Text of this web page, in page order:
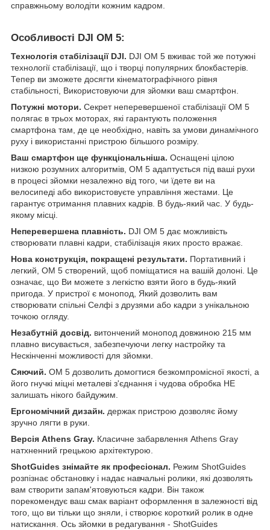
справжньому володіти кожним кадром.
Особливості DJI OM 5:
Технологія стабілізації DJI. DJI OM 5 вживає той же потужні
технології стабілізації, що і творці популярних блокбастерів.
Тепер ви зможете досягти кінематографічного рівня
стабільності, Використовуючи для зйомки ваш смартфон.
Потужні мотори. Секрет неперевершеної стабілізації OM 5
полягає в трьох моторах, які гарантують положення
смартфона там, де це необхідно, навіть за умови динамічного
руху і використанні пристрою більшого розміру.
Ваш смартфон ще функціональніша. Оснащені цілою
низкою розумних алгоритмів, OM 5 адаптується під ваші рухи
в процесі зйомки незалежно від того, чи їдете ви на
велосипеді або використовуєте управління жестами. Це
гарантує отримання плавних кадрів. В будь-який час. У будь-
якому місці.
Неперевершена плавність. DJI OM 5 дає можливість
створювати плавні кадри, стабілізація яких просто вражає.
Нова конструкція, покращені результати. Портативний і
легкий, OM 5 створений, щоб поміщатися на вашій долоні. Це
означає, що Ви можете з легкістю взяти його в будь-який
пригода. У пристрої є монопод, Який дозволить вам
створювати спільні Селфі з друзями або кадри з унікальною
точкою огляду.
Незабутній досвід. витончений монопод довжиною 215 мм
плавно висувається, забезпечуючи легку настройку та
Нескінченні можливості для зйомки.
Сяючий. OM 5 дозволить домогтися безкомпромісної якості, а
його гнучкі міцні металеві з'єднання і чудова обробка НЕ
залишать нікого байдужим.
Ергономічний дизайн. держак пристрою дозволяє йому
зручно лягти в руки.
Версія Athens Gray. Класичне забарвлення Athens Gray
натхненний грецькою архітектурою.
ShotGuides знімайте як професіонал. Режим ShotGuides
розпізнає обстановку і надає навчальні ролики, які дозволять
вам створити запам'ятовуються кадри. Він також
порекомендує ваш смак варіант оформлення в залежності від
того, що ви тільки що зняли, і створює короткий ролик в одне
натискання. Ось зйомки в редагування - ShotGuides